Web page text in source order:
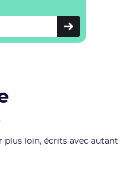
effet de serre.
plus loin, écrits avec autant